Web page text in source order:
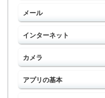
メール
インターネット
カメラ
アプリの基本